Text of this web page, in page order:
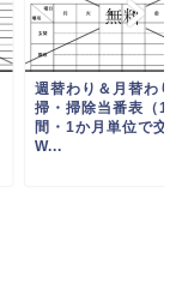
週替わり＆月替わり
掃・掃除当番表（1
間・1か月単位で交
W...